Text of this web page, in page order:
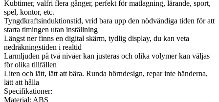
Kubtimer, valfri flera gånger, perfekt för matlagning, lärande, sport,
spel, kontor, etc.
Tyngdkraftsinduktionstid, vrid bara upp den nödvändiga tiden för att
starta timingen utan inställning
Längst ner finns en digital skärm, tydlig display, du kan veta
nedräkningstiden i realtid
Larmljuden på två nivåer kan justeras och olika volymer kan väljas
för olika tillfällen
Liten och lätt, lätt att bära. Runda hörndesign, repar inte händerna,
lätt att hålla
Specifikationer:
Material: ABS